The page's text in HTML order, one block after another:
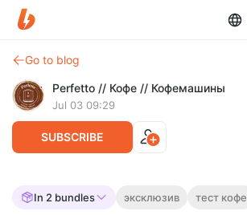
Go to blog
Perfetto // Кофе // Кофемашины
Jul 03 09:29
SUBSCRIBE
Кофе В ДОРОГЕ: тестируем
In 2 bundles эксклюзив тест кофе